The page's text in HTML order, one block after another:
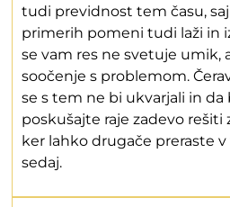
tudi previdnost tem času,
primerih pomeni tudi laži in
se vam res ne svetuje umik,
soočenje s problemom.
se s tem ne bi ukvarjali in da
poskušajte raje zadevo rešiti
ker lahko drugače preraste
sedaj.